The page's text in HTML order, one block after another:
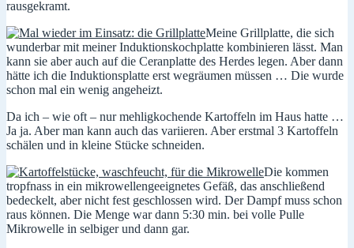
rausgekramt.
Meine Grillplatte, die sich
wunderbar mit meiner Induktionskochplatte kombinieren lässt. Man
kann sie aber auch auf die Ceranplatte des Herdes legen. Aber dann
hätte ich die Induktionsplatte erst wegräumen müssen … Die wurde
schon mal ein wenig angeheizt.
Da ich – wie oft – nur mehligkochende Kartoffeln im Haus hatte …
Ja ja. Aber man kann auch das variieren. Aber erstmal 3 Kartoffeln
schälen und in kleine Stücke schneiden.
Die kommen
tropfnass in ein mikrowellengeeignetes Gefäß, das anschließend
bedeckelt, aber nicht fest geschlossen wird. Der Dampf muss schon
raus können. Die Menge war dann 5:30 min. bei volle Pulle
Mikrowelle in selbiger und dann gar.